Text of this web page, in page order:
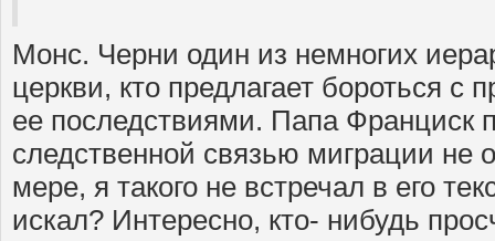
Монс. Черни один из немногих
церкви, кто предлагает бороться с
ее последствиями. Папа Франциск
следственной связью миграции не
мере, я такого не встречал в его
искал? Интересно, кто- нибудь